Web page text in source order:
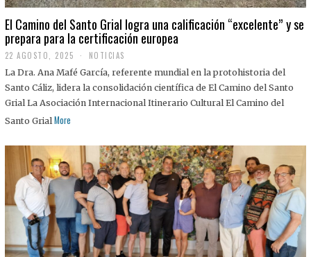
El Camino del Santo Grial logra una calificación “excelente” y se
prepara para la certificación europea
22 AGOSTO, 2025
2
A
G
O
S
2
5
NOTICIAS
La Dra. Ana Mafé García, referente mundial en la protohistoria del
Santo Cáliz, lidera la consolidación científica de El Camino del Santo
Grial La Asociación Internacional Itinerario Cultural El Camino del
Santo Grial More